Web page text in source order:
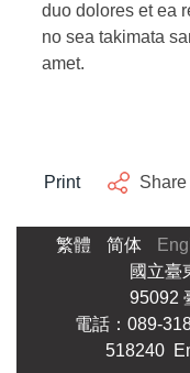
duo dolores et ea
no sea takimata
amet.
Print Share
繁體 简体
國立臺
95092
電話：089-
518240